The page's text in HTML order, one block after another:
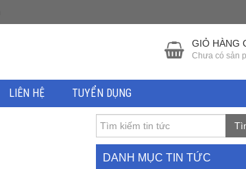
GIỎ HÀNG
Chưa có sản
LIÊN HỆ TUYỂN DỤNG
DANH MỤC TIN TỨC